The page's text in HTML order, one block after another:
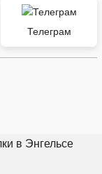
Телеграм